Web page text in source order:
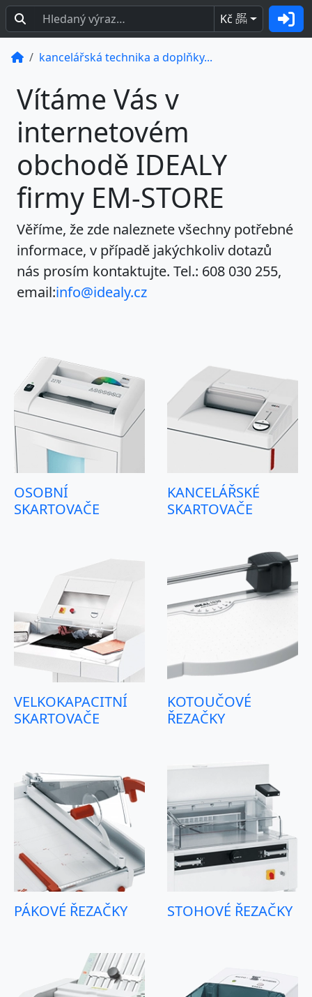
Kč BEZ
DPH
kancelářská technika a doplňky...
Vítáme Vás v
internetovém
obchodě IDEALY
firmy EM-STORE
Věříme, že zde naleznete všechny potřebné
informace, v případě jakýchkoliv dotazů
nás prosím kontaktujte. Tel.: 608 030 255,
email:info@idealy.cz
OSOBNÍ
SKARTOVAČE
KANCELÁŘSKÉ
SKARTOVAČE
VELKOKAPACITNÍ
SKARTOVAČE
KOTOUČOVÉ
ŘEZAČKY
PÁKOVÉ ŘEZAČKY STOHOVÉ ŘEZAČKY